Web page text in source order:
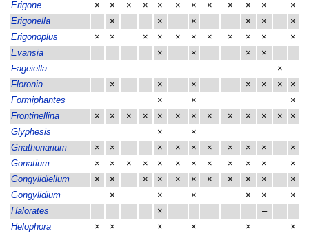
Erigone
× × × × × × × × × × × ×
Erigonella
× × × × ×
×
Erigonoplus
× × × × × × × × × × ×
Evansia
× × ×
×
Fageiella
×
Floronia
× × × × × × ×
Formiphantes
× ×
×
Frontinellina
× × × × × × × × × × × × ×
Glyphesis
×
×
Gnathonarium
× × × × × × × × × ×
Gonatium
× × × × × × × × × × × ×
Gongylidiellum
× × × × × × × × × ×
×
Gongylidium
× × × × × ×
Halorates
×
–
Helophora
× × × × ×
×